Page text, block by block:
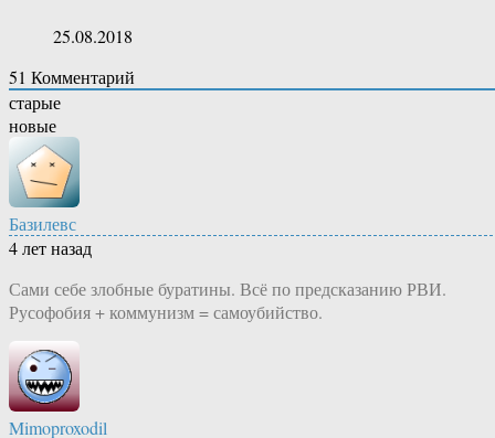
25.08.2018
51 Комментарий
старые
новые
Базилевс
4 лет назад
Сами себе злобные буратины. Всё по предсказанию РВИ.
Русофобия + коммунизм = самоубийство.
Mimoproxodil